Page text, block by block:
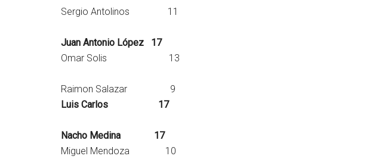
Sergio Antolinos 11
Juan Antonio López 17
Omar Solis 13
Raimon Salazar 9
Luis Carlos 17
Nacho Medina 17
Miguel Mendoza 10